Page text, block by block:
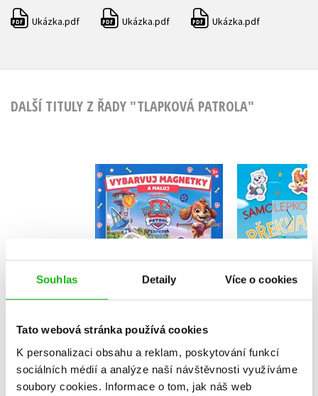
Souhlas Detaily Více o cookies
Tato webová stránka používá cookies
K personalizaci obsahu a reklam, poskytování funkcí
sociálních médií a analýze naší návštěvnosti využíváme
soubory cookies. Informace o tom, jak náš web
PDF Ukázka.pdf PDF Ukázka.pdf PDF Ukázka.pdf
DALŠÍ TITULY Z ŘADY "TLAPKOVÁ PATROLA"
Tlapková patrola -
Vybarvuj magnetky
Kolektiv
Tlapková
199 Kč